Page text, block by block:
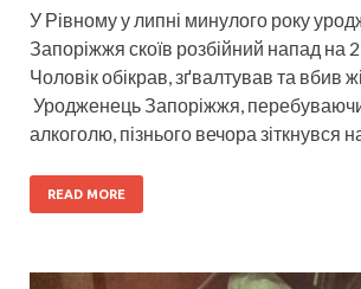
У Рівному у липні минулого року
Запоріжжя скоїв розбійний напад на
Чоловік обікрав, зґвалтував та вбив
Уродженець Запоріжжя,
алкоголю, пізнього вечора зіткнувся
READ MORE